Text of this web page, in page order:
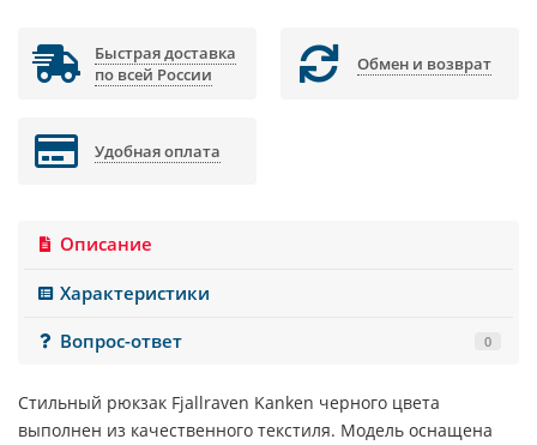
Быстрая доставка
по всей России
Обмен и возврат
Удобная оплата
Описание
Характеристики
Вопрос-ответ
0
Стильный рюкзак Fjallraven Kanken черного цвета
выполнен из качественного текстиля. Модель оснащена